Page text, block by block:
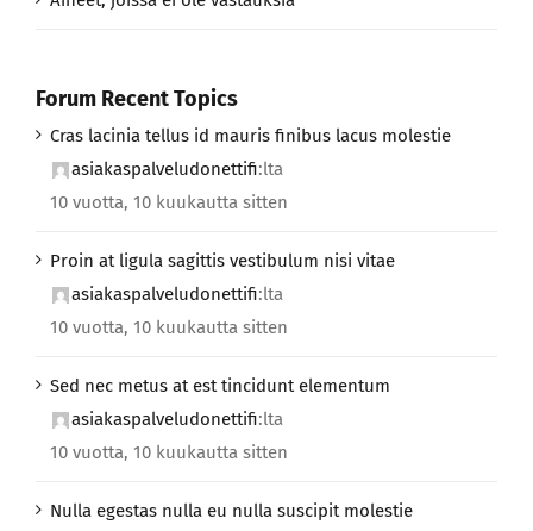
Forum Recent Topics
Cras lacinia tellus id mauris finibus lacus molestie
asiakaspalveludonettifi:lta
10 vuotta, 10 kuukautta sitten
Proin at ligula sagittis vestibulum nisi vitae
asiakaspalveludonettifi:lta
10 vuotta, 10 kuukautta sitten
Sed nec metus at est tincidunt elementum
asiakaspalveludonettifi:lta
10 vuotta, 10 kuukautta sitten
Nulla egestas nulla eu nulla suscipit molestie